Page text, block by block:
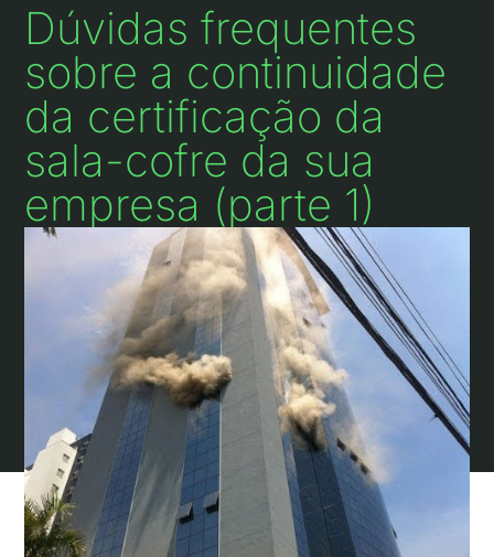
Dúvidas frequentes
sobre a continuidade
da certificação da
sala-cofre da sua
empresa (parte 1)